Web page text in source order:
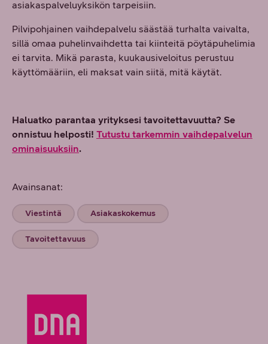
asiakaspalveluyksikön tarpeisiin.
Pilvipohjainen vaihdepalvelu säästää turhalta vaivalta,
sillä omaa puhelinvaihdetta tai kiinteitä pöytäpuhelimia
ei tarvita. Mikä parasta, kuukausiveloitus perustuu
käyttömääriin, eli maksat vain siitä, mitä käytät.
Haluatko parantaa yrityksesi tavoitettavuutta? Se
onnistuu helposti! Tutustu tarkemmin vaihdepalvelun
ominaisuuksiin.
Avainsanat:
Viestintä Asiakaskokemus
Tavoitettavuus